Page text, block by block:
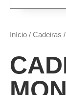
Início / Cadeiras